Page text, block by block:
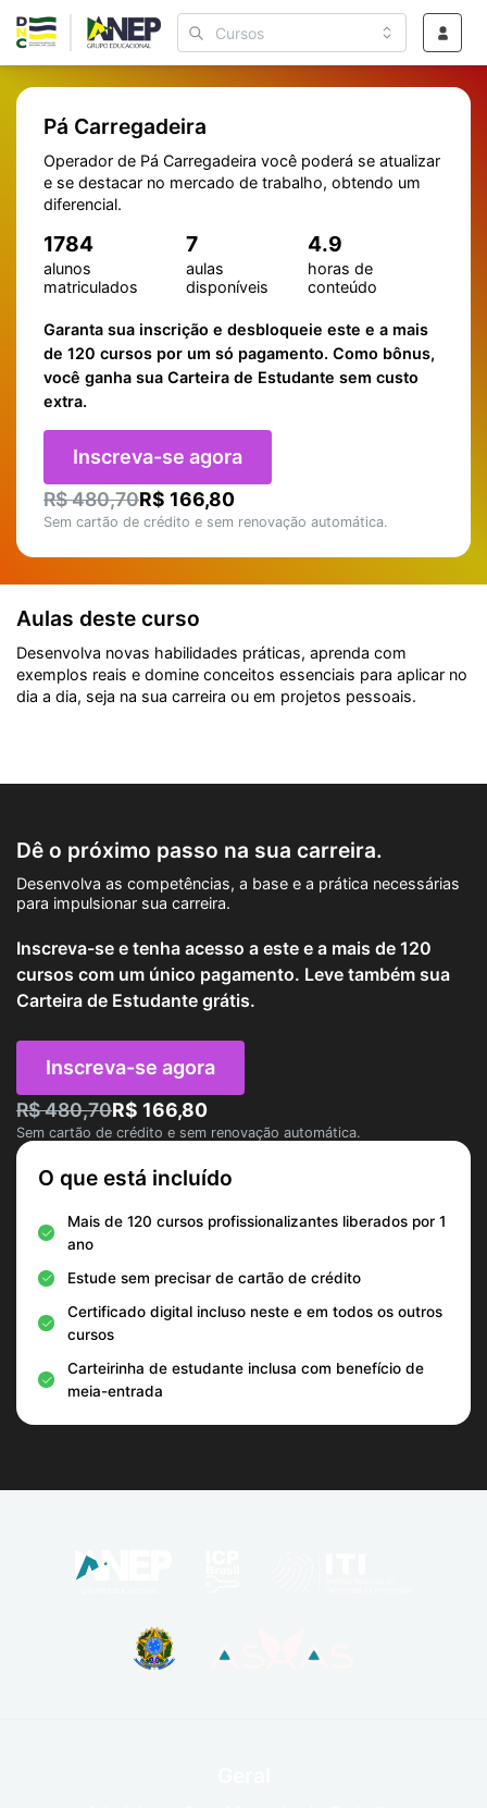
Pá Carregadeira
Operador de Pá Carregadeira você poderá se atualizar
e se destacar no mercado de trabalho, obtendo um
diferencial.
1784
alunos
matriculados
7
aulas
disponíveis
4.9
horas de
conteúdo
Garanta sua inscrição e desbloqueie este e a mais
de 120 cursos por um só pagamento. Como bônus,
você ganha sua Carteira de Estudante sem custo
extra.
Inscreva-se agora
R$ 480,70R$ 166,80
Sem cartão de crédito e sem renovação automática.
Aulas deste curso
Desenvolva novas habilidades práticas, aprenda com
exemplos reais e domine conceitos essenciais para aplicar no
dia a dia, seja na sua carreira ou em projetos pessoais.
Dê o próximo passo na sua carreira.
Desenvolva as competências, a base e a prática necessárias
para impulsionar sua carreira.
Inscreva-se e tenha acesso a este e a mais de 120
cursos com um único pagamento. Leve também sua
Carteira de Estudante grátis.
Inscreva-se agora
R$ 480,70R$ 166,80
Sem cartão de crédito e sem renovação automática.
O que está incluído
Mais de 120 cursos profissionalizantes liberados por 1
ano
Estude sem precisar de cartão de crédito
Certificado digital incluso neste e em todos os outros
cursos
Carteirinha de estudante inclusa com benefício de
meia-entrada